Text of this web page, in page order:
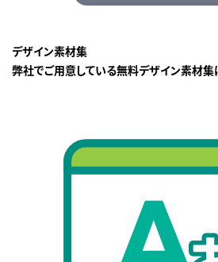
デザイン素材集
弊社でご用意している無料デザイン素材集